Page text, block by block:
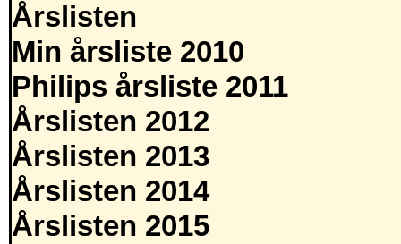
Årslisten
Min årsliste 2010
Philips årsliste 2011
Årslisten 2012
Årslisten 2013
Årslisten 2014
Årslisten 2015